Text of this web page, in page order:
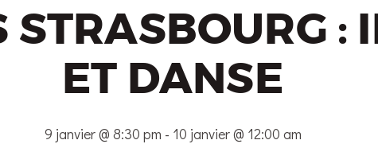
STRASBOURG :
ET DANSE
9 janvier @ 8:30 pm - 10 janvier @ 12:00 am